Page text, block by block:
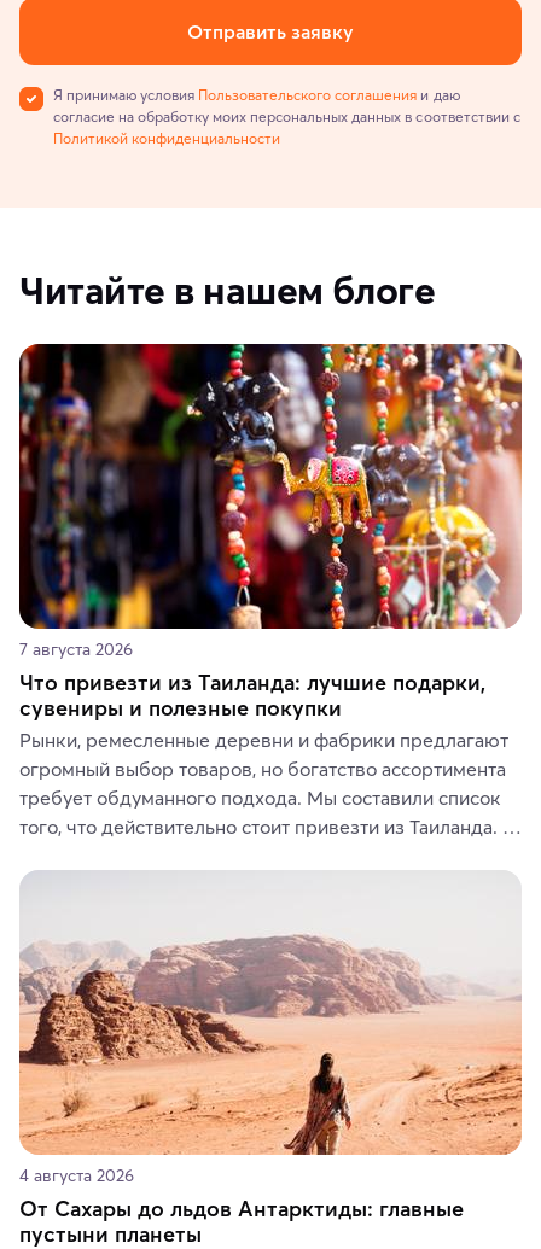
Отправить заявку
Я принимаю условия Пользовательского соглашения и даю
согласие на обработку моих персональных данных в соответствии с
Политикой конфиденциальности
Читайте в нашем блоге
7 августа 2026
Что привезти из Таиланда: лучшие подарки,
сувениры и полезные покупки
Рынки, ремесленные деревни и фабрики предлагают
огромный выбор товаров, но богатство ассортимента
требует обдуманного подхода. Мы составили список
того, что действительно стоит привезти из Таиланда.
средства, одежду, украшения, предметы интерьера
где их купить.
4 августа 2026
От Сахары до льдов Антарктиды: главные
пустыни планеты